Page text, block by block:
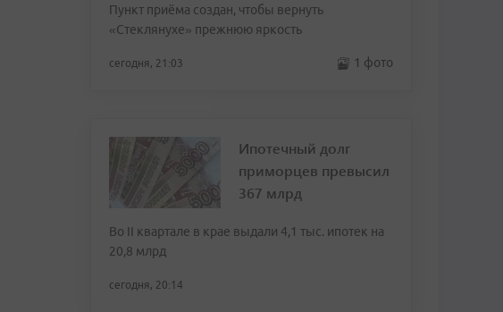
Пункт приёма создан, чтобы вернуть
«Стеклянухе» прежнюю яркость
сегодня, 21:03 1 фото
Ипотечный долг
приморцев превысил
367 млрд
Во II квартале в крае выдали 4,1 тыс. ипотек на
20,8 млрд
сегодня, 20:14